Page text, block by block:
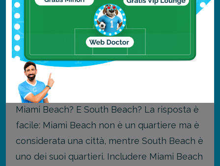
universitari, mentre l’attrazione più
fotografati è sicuramente il Miami City Hall.
Miami Beach
Alla fine di questa guida vi starete
sicuramente chiedendo, ma dove si trova
Miami Beach? E South Beach? La risposta è
facile: Miami Beach non è un quartiere ma è
considerata una città, mentre South Beach è
uno dei suoi quartieri. Includere Miami Beach